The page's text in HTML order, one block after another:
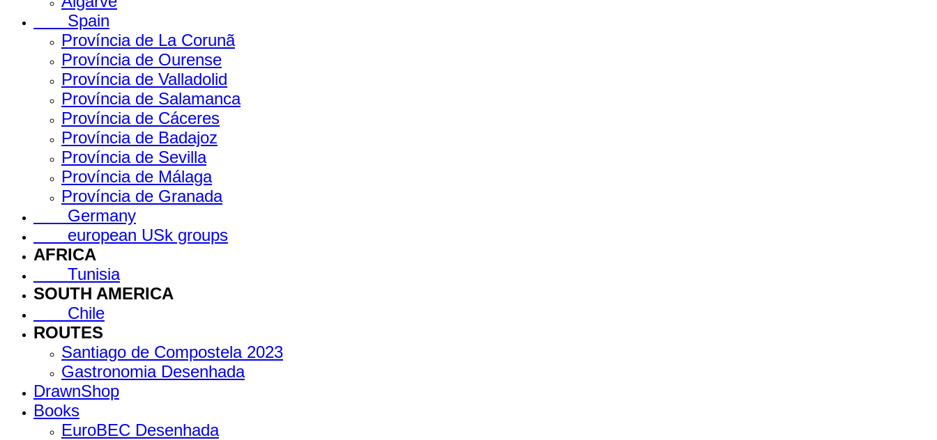
Spain
Província de La Corunã
Província de Ourense
Província de Valladolid
Província de Salamanca
Província de Cáceres
Província de Badajoz
Província de Sevilla
Província de Málaga
Província de Granada
Germany
european USk groups
AFRICA
Tunisia
SOUTH AMERICA
Chile
ROUTES
Santiago de Compostela 2023
Gastronomia Desenhada
DrawnShop
Books
EuroBEC Desenhada